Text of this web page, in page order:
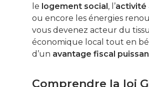
le logement social , l’activité
ou encore les énergies
vous devenez acteur du tissu
économique local tout en
d’un avantage fiscal
Comprendre la loi